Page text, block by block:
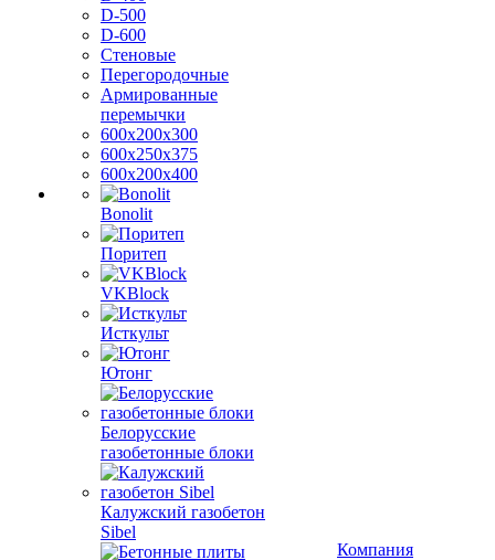
D-500
D-600
Стеновые
Перегородочные
Армированные
перемычки
600х200х300
600х250х375
600х200х400
Bonolit
Поритеп
VKBlock
Исткульт
Ютонг
Белорусские
газобетонные блоки
Калужский газобетон
Sibel
Компания